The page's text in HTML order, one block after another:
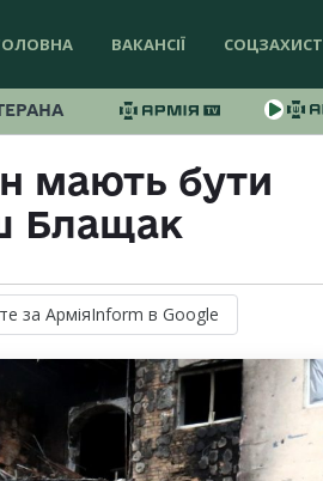
ВАКАНСІЇ СОЦЗАХИСТ
мають бути
Блащак
за АрміяInform в Google